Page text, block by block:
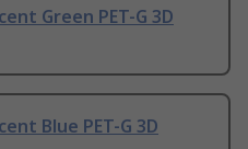
Green PET-G 3D
Blue PET-G 3D